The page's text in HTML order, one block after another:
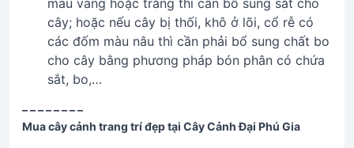
màu vàng hoặc trắng thì cần bổ sung sắt cho
cây; hoặc nếu cây bị thối, khô ở lõi, cổ rễ có
các đốm màu nâu thì cần phải bổ sung chất bo
cho cây bằng phương pháp bón phân có chứa
sắt, bo,…
– – – – – – – –
Mua cây cảnh trang trí đẹp tại Cây Cảnh Đại Phú Gia